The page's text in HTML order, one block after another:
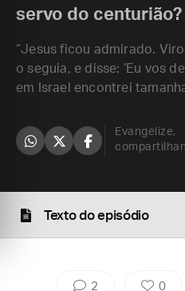
servo do centurião?
“Jesus ficou admirado.
o seguia, e disse: ‘Eu vos
em Israel encontrei tamanha
Evangelize,
Texto do episódio
2 0